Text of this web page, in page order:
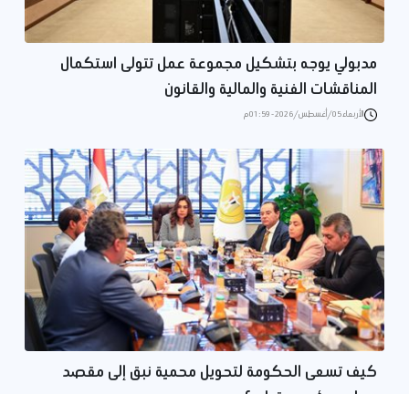
مدبولي يوجه بتشكيل مجموعة عمل تتولى استكمال
المناقشات الفنية والمالية والقانون
الأربعاء 05/أغسطس/2026 - 01:59 م
كيف تسعى الحكومة لتحويل محمية نبق إلى مقصد